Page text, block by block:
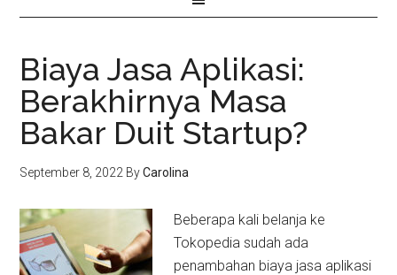
Biaya Jasa Aplikasi:
Berakhirnya Masa
Bakar Duit Startup?
September 8, 2022 ByCarolina
Beberapa kali belanja ke
Tokopedia sudah ada
penambahan biaya jasa aplikasi